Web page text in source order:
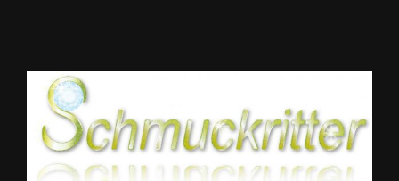
Zeige
grösseres
Bild